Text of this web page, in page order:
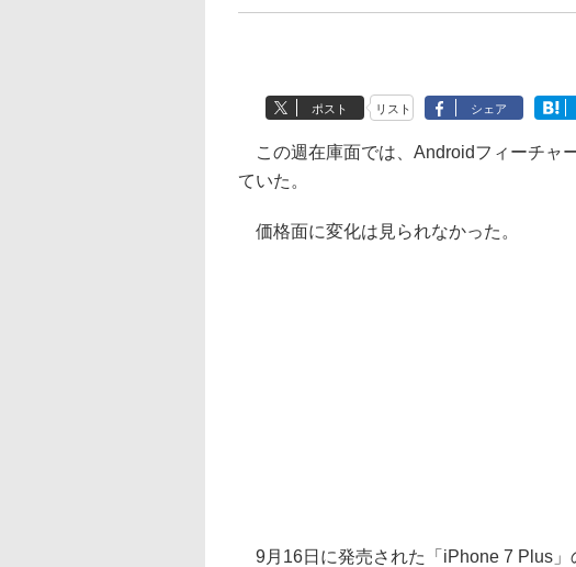
ポスト リスト シェア
この週在庫面では、Androidフィーチャ
ていた。
価格面に変化は見られなかった。
9月16日に発売された「iPhone 7 Plus